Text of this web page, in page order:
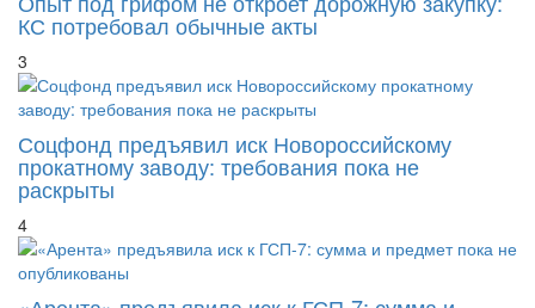
3
Соцфонд предъявил иск Новороссийскому
прокатному заводу: требования пока не
раскрыты
4
«Арента» предъявила иск к ГСП-7: сумма и
предмет пока не опубликованы